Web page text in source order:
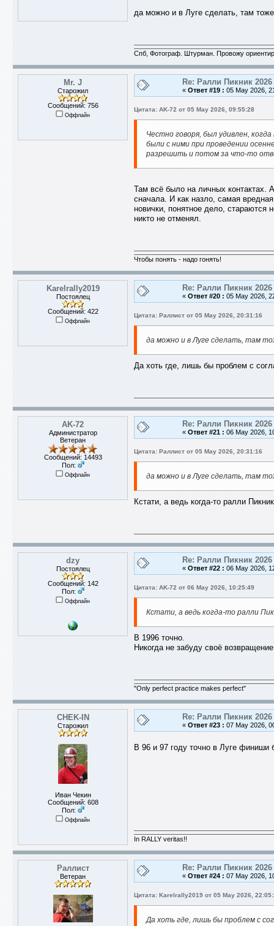
да можно и в Луге сделать, там
Спб, Фотограф. Штурман. Провожу
Mr. J
Старожил
Сообщений: 756
Оффлайн
Re: Ралли Пикник 2026
« Ответ #19 : 05 May 2026,
Цитата: AK-72 от 05 May 2026, 09:55:28
Честно говоря, был удивлен,
были с ними при проведении
разрешить и потом за что-то
Там всё было на личных контактах.
сначала. И как назло, самая
новички, понятное дело,
никто не отменял.
Чтобы понять - надо гонять!
Karelrally2019
Постоялец
Сообщений: 422
Оффлайн
Re: Ралли Пикник 2026
« Ответ #20 : 05 May 2026,
Цитата: Раллист от 05 May 2026, 20:31:16
да можно и в Луге сделать, там
Да хоть где, лишь бы проблем с
AK-72
Администратор
Ветеран
Сообщений: 14493
Пол:
Оффлайн
Re: Ралли Пикник 2026
« Ответ #21 : 06 May 2026,
Цитата: Раллист от 05 May 2026, 20:31:16
да можно и в Луге сделать, там
Кстати, а ведь когда-то ралли
dzy
Постоялец
Сообщений: 142
Пол:
Оффлайн
Re: Ралли Пикник 2026
« Ответ #22 : 06 May 2026,
Цитата: AK-72 от 06 May 2026, 10:25:49
Кстати, а ведь когда-то ралли
В 1996 точно.
Никогда не забуду своё
"Only perfect practice makes perfect"
CHEK-IN
Старожил
Иван Чекин
Сообщений: 608
Пол:
Оффлайн
Re: Ралли Пикник 2026
« Ответ #23 : 07 May 2026,
В 96 и 97 году точно в Луге
In RALLY veritas!!
Раллист
Ветеран
Re: Ралли Пикник 2026
« Ответ #24 : 07 May 2026,
Цитата: Karelrally2019 от 05 May 2026,
Да хоть где, лишь бы проблем с